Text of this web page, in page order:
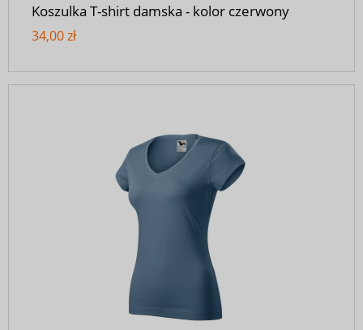
Koszulka T-shirt damska - kolor czerwony
34,00 zł